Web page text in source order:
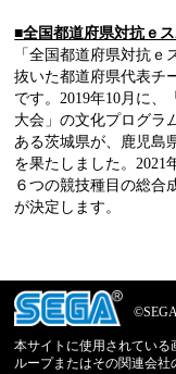
■全国都道府県対抗ｅ
「全国都道府県対抗
抜いた都道府県代表チ
です。2019年10月に
大会」の文化プログラ
ある茨城県が、鹿児島
を果たしました。2021
６つの競技種目の総合
が決定します。
本サイトに使用されてい
ループまたはその関連会社